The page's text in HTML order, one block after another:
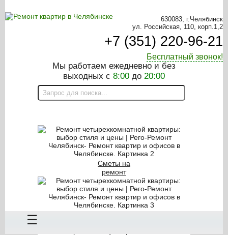
Мы работаем ежедневно и без
выходных с 8:00 до 20:00
Сметы на
ремонт
630083, г.Челябинск
ул. Российская, 110, корп.1,2
+7 (351) 220-96-21
Бесплатный звонок!
☰